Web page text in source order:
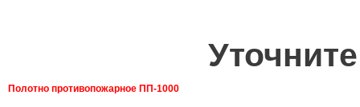
Полотно противопожарное ПП-1000